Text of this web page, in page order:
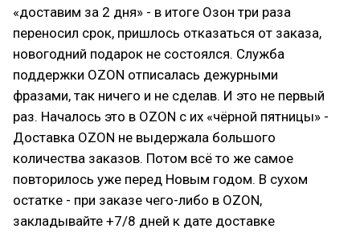
«доставим за 2 дня» - в итоге Озон три раза
переносил срок, пришлось отказаться от заказа,
новогодний подарок не состоялся. Служба
поддержки OZON отписалась дежурными
фразами, так ничего и не сделав. И это не первый
раз. Началось это в OZON с их «чёрной пятницы» -
Доставка OZON не выдержала большого
количества заказов. Потом всё то же самое
повторилось уже перед Новым годом. В сухом
остатке - при заказе чего-либо в OZON,
закладывайте +7/8 дней к дате доставке